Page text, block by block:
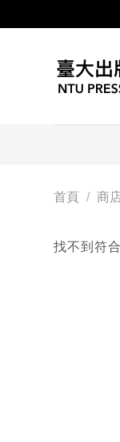
首頁 / 商
找不到符